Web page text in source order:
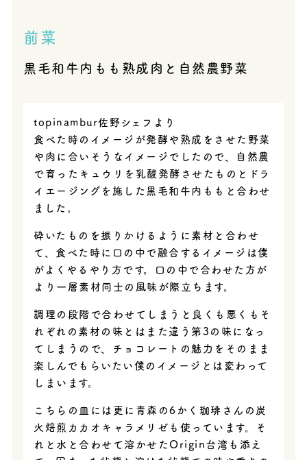
前菜
黒毛和牛内もも熟成肉と自然農野菜
topinambur佐野シェフより
食べた時のイメージが発酵や熟成をさせた野菜
や肉に合いそうなイメージでしたので、自然農
で育ったキュウリを乳酸発酵させたものとドラ
イエージングを施した黒毛和牛内ももと合わせ
ました。
砕いたものを振りかけるように素材と合わせ
て、食べた時に口の中で融合するイメージは僕
がよくやるやり方です。口の中で合わせた方が
より一層素材同士の風味が際立ちます。
調理の段階で合わせてしまうと良くも悪くもそ
れぞれの素材の味とはまた違う第3の味になっ
てしまうので、チョコレートの魅力をそのまま
楽しんでもらいたい僕のイメージとは変わって
しまいます。
こちらの皿には更に青森の6かく珈琲さんの炭
火焙煎カカオキャラメリゼも使っています。そ
れと水と合わせて溶かせたOrigin台湾も添え